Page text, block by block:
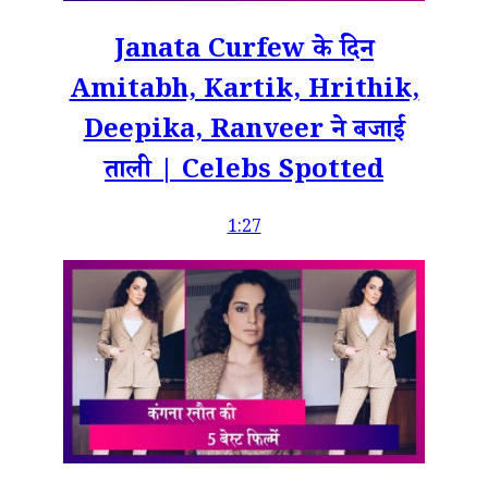
Janata Curfew के दिन
Amitabh, Kartik, Hrithik,
Deepika, Ranveer ने बजाई
ताली | Celebs Spotted
1:27